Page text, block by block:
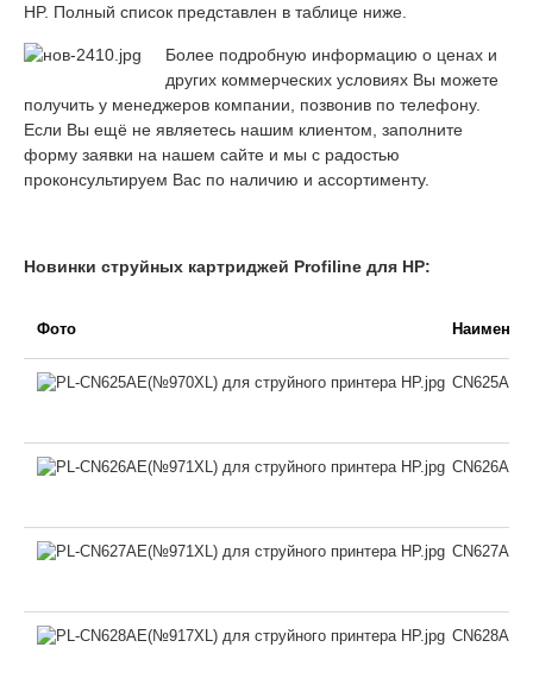
HP. Полный список представлен в таблице ниже.
Более подробную информацию о ценах и
других коммерческих условиях Вы можете
получить у менеджеров компании, позвонив по телефону.
Если Вы ещё не являетесь нашим клиентом, заполните
форму заявки на нашем сайте и мы с радостью
проконсультируем Вас по наличию и ассортименту.
Новинки струйных картриджей Profiline для HP:
Фото
CN625AE
CN626AE
CN627AE
CN628AE